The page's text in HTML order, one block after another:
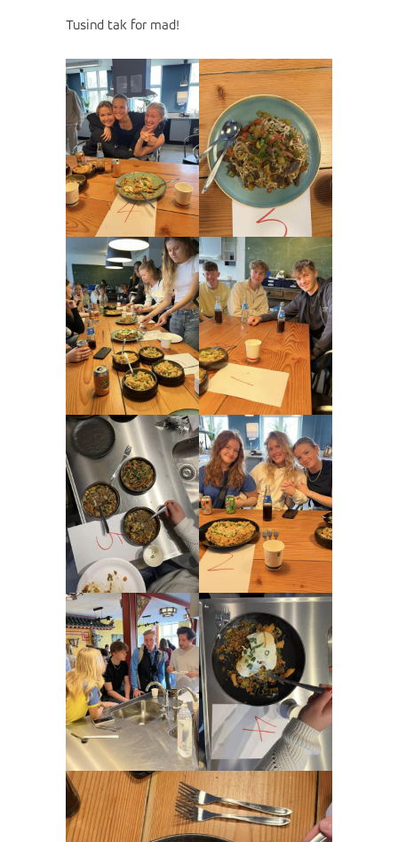
Tusind tak for mad!